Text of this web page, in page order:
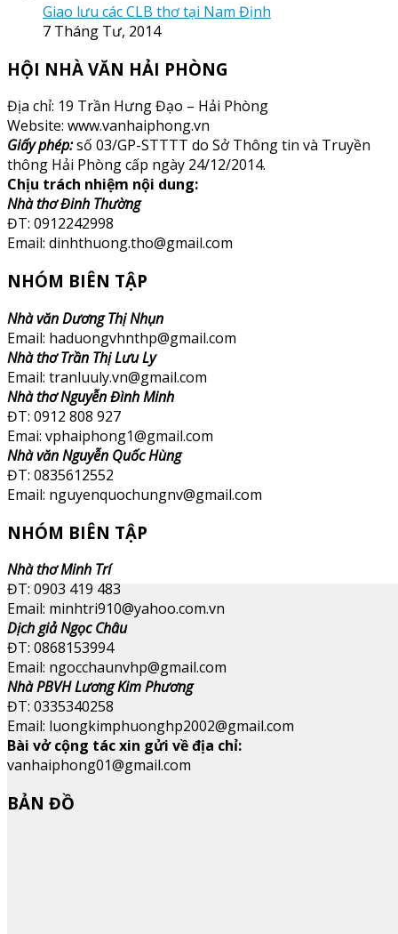
Giao lưu các CLB thơ tại Nam Định
7 Tháng Tư, 2014
HỘI NHÀ VĂN HẢI PHÒNG
Địa chỉ: 19 Trần Hưng Đạo – Hải Phòng
Website: www.vanhaiphong.vn
Giấy phép:số 03/GP-STTTT do Sở Thông tin và Truyền
thông Hải Phòng cấp ngày 24/12/2014.
Chịu trách nhiệm nội dung:
Nhà thơ Đinh Thường
ĐT: 0912242998
Email: dinhthuong.tho@gmail.com
NHÓM BIÊN TẬP
Nhà văn Dương Thị Nhụn
Email: haduongvhnthp@gmail.com
Nhà thơ Trần Thị Lưu Ly
Email: tranluuly.vn@gmail.com
Nhà thơ Nguyễn Đình Minh
ĐT: 0912 808 927
Emai: vphaiphong1@gmail.com
Nhà văn Nguyễn Quốc Hùng
ĐT: 0835612552
Email: nguyenquochungnv@gmail.com
NHÓM BIÊN TẬP
Nhà thơ Minh Trí
ĐT: 0903 419 483
Email: minhtri910@yahoo.com.vn
Dịch giả Ngọc Châu
ĐT: 0868153994
Email: ngocchaunvhp@gmail.com
Nhà PBVH Lương Kim Phương
ĐT: 0335340258
Email: luongkimphuonghp2002@gmail.com
Bài vở cộng tác xin gửi về địa chỉ:
vanhaiphong01@gmail.com
BẢN ĐỒ